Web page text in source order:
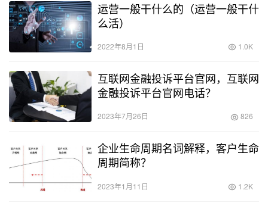
运营一般干什么的（运营一般干什
么活）
2022年8月1日 1.0K
互联网金融投诉平台官网，互联网
金融投诉平台官网电话？
2023年7月26日 826
企业生命周期名词解释，客户生命
周期简称？
2023年1月11日 1.2K